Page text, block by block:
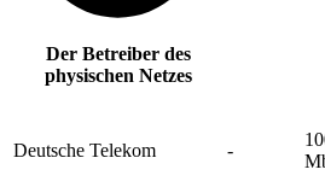
Der Betreiber des
physischen Netzes
Deutsche Telekom -